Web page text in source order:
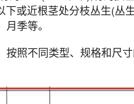
或近根茎处分枝丛生(丛
季等。
照不同类型、规格和尺